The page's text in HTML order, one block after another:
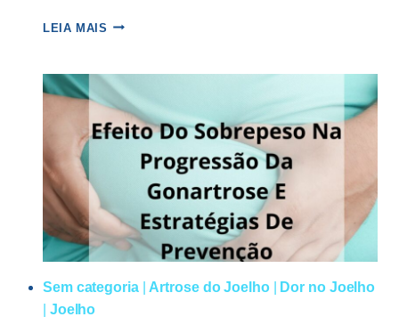
LEIA MAIS FRATURA
O
QUE
É
E
RELAÇÃO
LESÃO
DO
LCA
Sem categoria| Artrose do Joelho|
Dor no Joelho
Joelho